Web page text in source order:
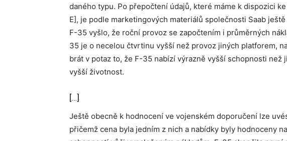
daného typu. Po přepočtení údajů, které máme k dispozici
E], je podle marketingových materiálů společnosti Saab
F-35 vyšlo, že roční provoz se započtením i průměrných
35 je o necelou čtvrtinu vyšší než provoz jiných platforem,
brát v potaz to, že F-35 nabízí výrazně vyšší schopnosti než
vyšší životnost.
[…]
Ještě obecně k hodnocení ve vojenském doporučení lze
přičemž cena byla jedním z nich a nabídky byly hodnoceny